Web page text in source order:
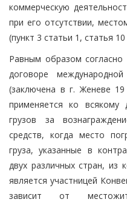
коммерческую
при его отсутствии,
(пункт 3 статьи 1, статья
Равным образом
договоре
(заключена в г. Женеве
применяется ко всякому
грузов за
средств, когда место
груза, указанные в
двух различных стран, из
является участницей
зависит от